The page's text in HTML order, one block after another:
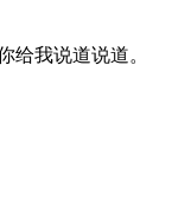
给我说道说道。